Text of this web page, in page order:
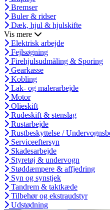
Bremser
Buler & ridser
Dæk, hjul & hjulskifte
Vis mere
Elektrisk arbejde
Fejlsøgning
Firehjulsudmåling & Sporing
Gearkasse
Kobling
Lak- og malerarbejde
Motor
Olieskift
Rudeskift & stenslag
Rustarbejde
Rustbeskyttelse /
Serviceeftersyn
Skadesarbejde
Styretøj & undervogn
Støddæmpere & affjedring
Syn og synstjek
Tandrem & taktkæde
Tilbehør og ekstraudstyr
Udstødning